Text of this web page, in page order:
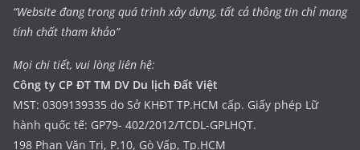
“Website đang trong quá trình xây dựng, tất cả thông tin chỉ mang
tính chất tham khảo”
Mọi chi tiết, vui lòng liên hệ:
Công ty CP ĐT TM DV Du lịch Đất Việt
MST: 0309139335 do Sở KHĐT TP.HCM cấp. Giấy phép Lữ
hành quốc tế: GP79- 402/2012/TCDL-GPLHQT.
198 Phan Văn Trị, P.10, Gò Vấp, Tp.HCM